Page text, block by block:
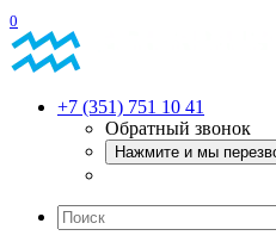
0
+7 (351) 751 10 41
Обратный звонок
Нажмите и мы